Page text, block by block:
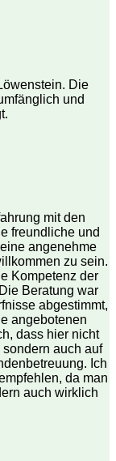
Die
und
mit den
freundliche und
angenehme
zu sein.
Kompetenz der
Beratung war
abgestimmt,
angebotenen
dass hier nicht
auch auf
Ich
da man
auch wirklich